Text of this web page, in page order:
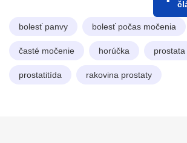
bolesť panvy bolesť počas močenia
časté močenie horúčka prostata
prostatitída rakovina prostaty